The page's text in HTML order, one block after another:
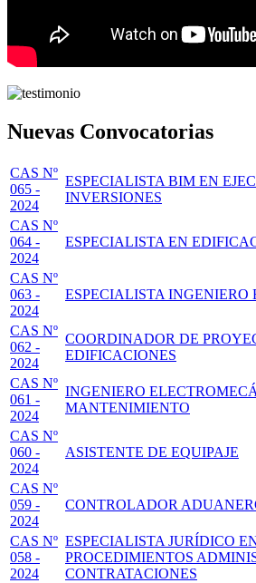
Nuevas Convocatorias
CAS Nº
065 -
2024
ESPECIALISTA BIM EN
INVERSIONES
CAS Nº
064 -
2024
ESPECIALISTA EN
CAS Nº
063 -
2024
ESPECIALISTA INGENIERO
CAS Nº
062 -
2024
COORDINADOR DE
EDIFICACIONES
CAS Nº
061 -
2024
INGENIERO
MANTENIMIENTO
CAS Nº
060 -
2024
ASISTENTE DE EQUIPAJE
CAS Nº
059 -
2024
CONTROLADOR
CAS Nº
058 -
2024
ESPECIALISTA JURÍDICO
PROCEDIMIENTOS
CONTRATACIONES